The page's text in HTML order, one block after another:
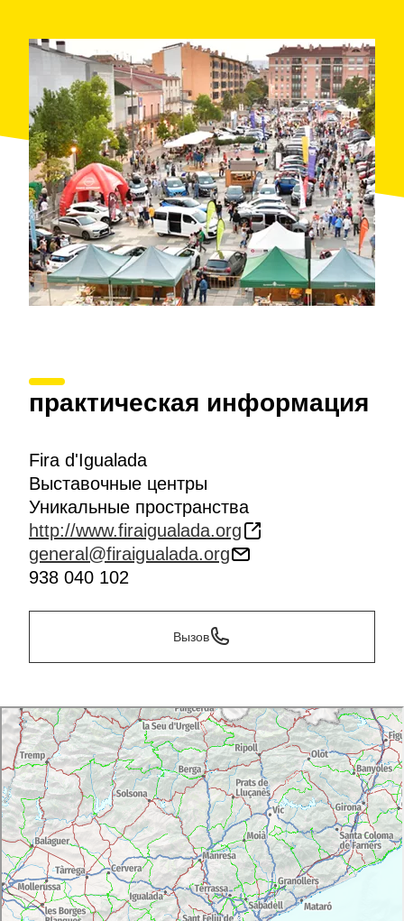
объединяющая предприятия и услуги со всего
региона.
Тесно связанный с индустриальной традицией
Игуалады,Музей кожиявляется одной из главных
туристических достопримечательностей города.
Также стоит пройтись поиндустриальному
маршруту— прогулке, которая рассказывает об
историческом развитии промышленности в городе
до наших дней.
И, конечно, нельзя покинуть город, не заглянув в
Cal Ble— элегантное и современное
пространство свысококлассным ресторанным
обслуживанием, которое стало одним из центров
практическая информация
Fira d'Igualada
Выставочные центры
Уникальные пространства
http://www.firaigualada.org
general@firaigualada.org
938 040 102
Вызов